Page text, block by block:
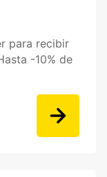
para recibir
-10% de